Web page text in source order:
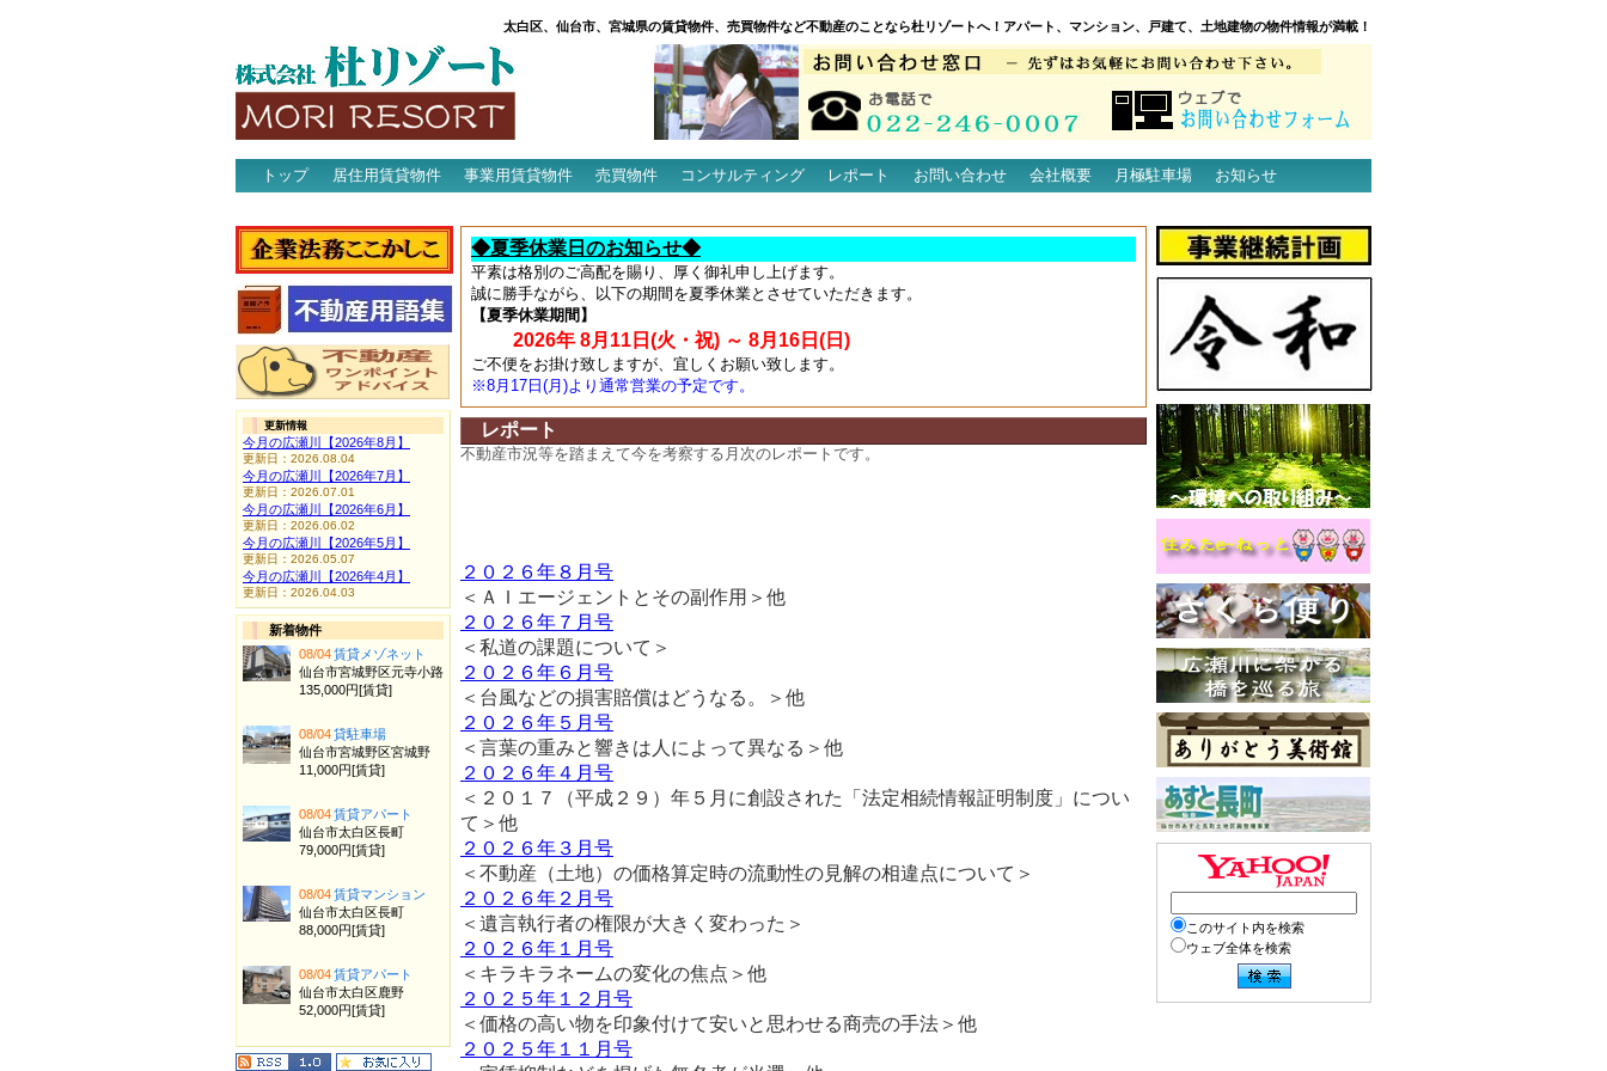
太白区、仙台市、宮城県の賃貸物件、売買物件など不動産のことなら杜リゾートへ！アパート、マンション、戸建て、土地建物の物件情報が満載！
トップ 居住用賃貸物件 事業用賃貸物件 売買物件 コンサルティング レポート お問い合わせ 会社概要 月極駐車場
お知らせ
◆夏季休業日のお知らせ◆
平素は格別のご高配を賜り、厚く御礼申し上げます。
誠に勝手ながら、以下の期間を夏季休業とさせていただきます。
【夏季休業期間】
2026年 8月11日(火・祝) ～ 8月16日(日)
ご不便をお掛け致しますが、宜しくお願い致します。
※8月17日(月)より通常営業の予定です。
レポート
不動産市況等を踏まえて今を考察する月次のレポートです。
２０２６年８月号
＜ＡＩエージェントとその副作用＞他
２０２６年７月号
＜私道の課題について＞
２０２６年６月号
＜台風などの損害賠償はどうなる。＞他
２０２６年５月号
＜言葉の重みと響きは人によって異なる＞他
２０２６年４月号
＜２０１７（平成２９）年５月に創設された「法定相続情報証明制度」につい
て＞他
２０２６年３月号
＜不動産（土地）の価格算定時の流動性の見解の相違点について＞
２０２６年２月号
＜遺言執行者の権限が大きく変わった＞
２０２６年１月号
＜キラキラネームの変化の焦点＞他
２０２５年１２月号
＜価格の高い物を印象付けて安いと思わせる商売の手法＞他
２０２５年１１月号
更新情報
今月の広瀬川【2026年8月】
更新日：2026.08.04
今月の広瀬川【2026年7月】
更新日：2026.07.01
今月の広瀬川【2026年6月】
更新日：2026.06.02
今月の広瀬川【2026年5月】
更新日：2026.05.07
今月の広瀬川【2026年4月】
更新日：2026.04.03
新着物件
08/04賃貸メゾネット
仙台市宮城野区元寺小路
135,000円[賃貸]
08/04貸駐車場
仙台市宮城野区宮城野
11,000円[賃貸]
08/04賃貸アパート
仙台市太白区長町
79,000円[賃貸]
08/04賃貸マンション
仙台市太白区長町
88,000円[賃貸]
08/04賃貸アパート
仙台市太白区鹿野
52,000円[賃貸]
このサイト内を検索
ウェブ全体を検索